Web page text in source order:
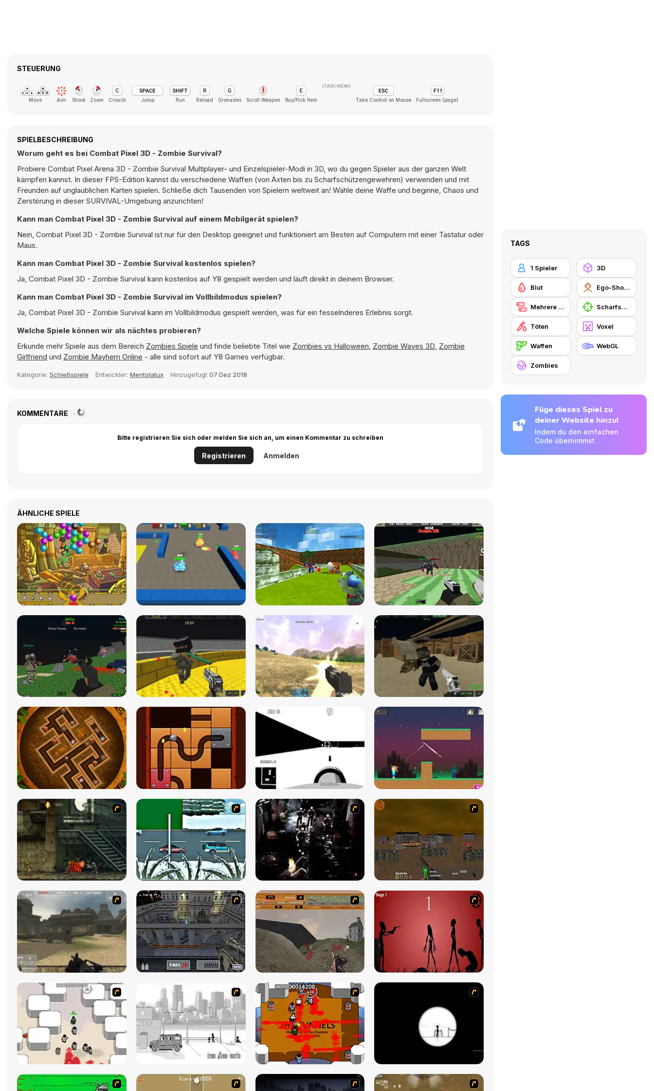
STEUERUNG
Move Aim Shoot Zoom Crouch Jump Run Reload Grenades Scroll Weapon Buy/Pick Item
(TAB) MENU
Take Control on Mouse Fullscreen (page)
SPIELBESCHREIBUNG
Worum geht es bei Combat Pixel 3D - Zombie Survival?
Probiere Combat Pixel Arena 3D - Zombie Survival Multiplayer- und Einzelspieler-Modi in 3D, wo du gegen Spieler aus der ganzen Welt
kämpfen kannst. In dieser FPS-Edition kannst du verschiedene Waffen (von Äxten bis zu Scharfschützengewehren) verwenden und mit
Freunden auf unglaublichen Karten spielen. Schließe dich Tausenden von Spielern weltweit an! Wähle deine Waffe und beginne, Chaos und
Zerstörung in dieser SURVIVAL-Umgebung anzurichten!
Kann man Combat Pixel 3D - Zombie Survival auf einem Mobilgerät spielen?
Nein, Combat Pixel 3D - Zombie Survival ist nur für den Desktop geeignet und funktioniert am Besten auf Computern mit einer Tastatur oder
Maus.
Kann man Combat Pixel 3D - Zombie Survival kostenlos spielen?
Ja, Combat Pixel 3D - Zombie Survival kann kostenlos auf Y8 gespielt werden und läuft direkt in deinem Browser.
Kann man Combat Pixel 3D - Zombie Survival im Vollbildmodus spielen?
Ja, Combat Pixel 3D - Zombie Survival kann im Vollbildmodus gespielt werden, was für ein fesselnderes Erlebnis sorgt.
Welche Spiele können wir als nächtes probieren?
Erkunde mehr Spiele aus dem Bereich Zombies Spiele und finde beliebte Titel wie Zombies vs Halloween, Zombie Waves 3D, Zombie
Girlfriend und Zombie Mayhem Online - alle sind sofort auf Y8 Games verfügbar.
Kategorie: Schießspiele Entwickler: Mentolatux Hinzugefügt 07 Dez 2018
KOMMENTARE
Bitte registrieren Sie sich oder melden Sie sich an, um einen Kommentar zu schreiben
Registrieren Anmelden
ÄHNLICHE SPIELE
TAGS
1 Spieler 3D
Blut Ego-Shooter
Mehrere Spieler Scharfschütze
Töten Voxel
Waffen WebGL
Zombies
Füge dieses Spiel zu
deiner Website hinzu!
Indem du den einfachen
Code übernimmst